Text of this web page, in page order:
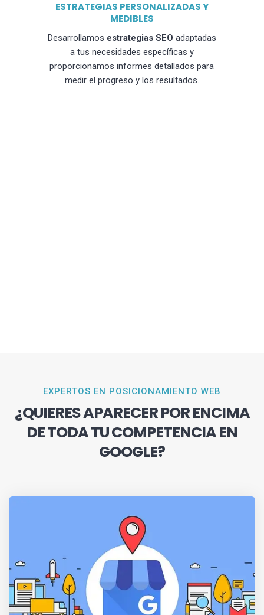
ESTRATEGIAS PERSONALIZADAS Y
MEDIBLES
Desarrollamos estrategias SEO adaptadas
a tus necesidades específicas y
proporcionamos informes detallados para
medir el progreso y los resultados.
EXPERTOS EN POSICIONAMIENTO WEB
¿QUIERES APARECER POR ENCIMA
DE TODA TU COMPETENCIA EN
GOOGLE?